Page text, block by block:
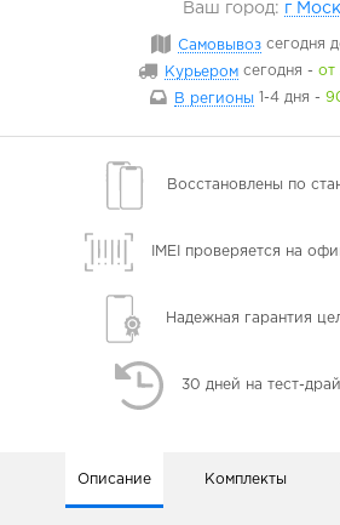
Ваш город: г
Самовывоз сегодня
Курьером сегодня - от
В регионы
1-4 дня -
Восстановлены по
IMEI проверяется на
Надежная гарантия
30 дней на тест-
Описание Комплекты